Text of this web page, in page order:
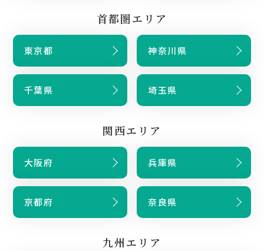
首都圏エリア
東京都 神奈川県
千葉県 埼玉県
関西エリア
大阪府 兵庫県
京都府 奈良県
九州エリア